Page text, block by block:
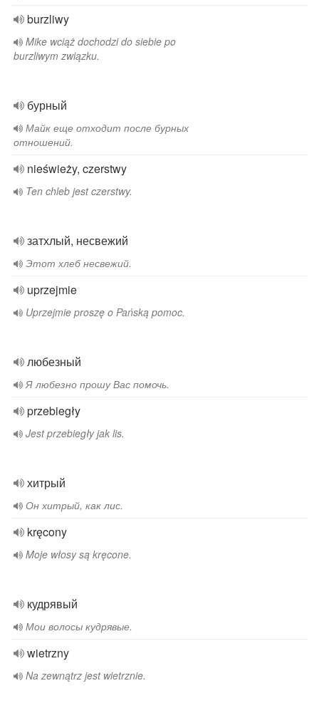
burzliwy
Mike wciąż dochodzi do siebie po
burzliwym związku.
бурный
Майк еще отходит после бурных
отношений.
nieświeży, czerstwy
Ten chleb jest czerstwy.
затхлый, несвежий
Этот хлеб несвежий.
uprzejmie
Uprzejmie proszę o Pańską pomoc.
любезный
Я любезно прошу Вас помочь.
przebiegły
Jest przebiegły jak lis.
хитрый
Он хитрый, как лис.
kręcony
Moje włosy są kręcone.
кудрявый
Мои волосы кудрявые.
wietrzny
Na zewnątrz jest wietrznie.